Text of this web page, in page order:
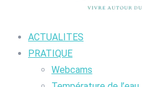
ACTUALITES
PRATIQUE
Webcams